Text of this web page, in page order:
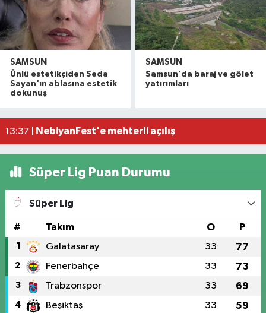
SAMSUN
Ünlü estetikçiden Seda
Sayan'ın ablasına estetik
dokunuş
SAMSUN
Samsun'da baraj ve gölet
yatırımları
15:27 |Uyuşturucu operasyonunda 7 şüpheli tutuklandı
15:18 |Atakum'da denize girenlere önemli uyarı
Dron saldırısında Türk mürettebatın
13:37 |
NebiyanFest'e mehterli açılış
Süper Lig Puan Durumu
Süper Lig
# Takım O P
1 Galatasaray 33 77
2 Fenerbahçe 33 73
3 Trabzonspor 33 69
4 Beşiktaş 33 59